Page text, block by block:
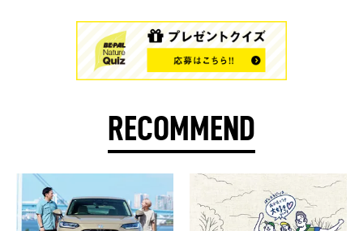
RECOMMEND